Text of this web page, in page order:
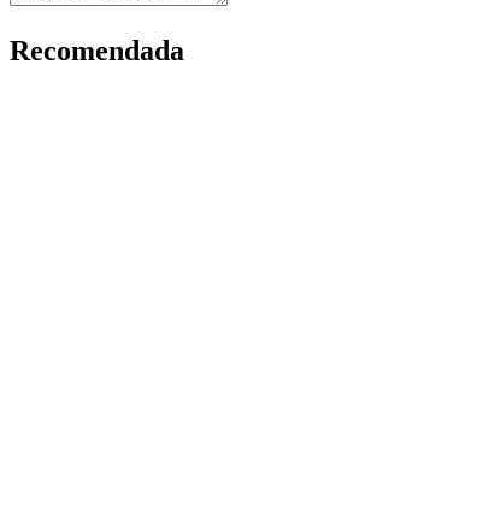
Recomendada